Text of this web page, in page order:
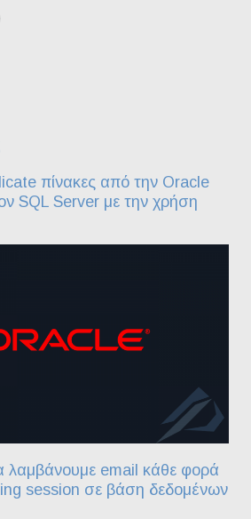
πίνακες από την Oracle
SQL Server με την χρήση
λαμβάνουμε email κάθε φορά
session σε βάση δεδομένων